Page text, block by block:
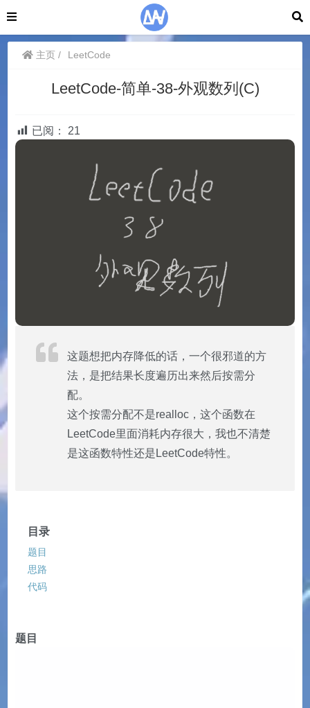
主页 LeetCode
LeetCode-简单-38-外观数列(C)
已阅： 21
这题想把内存降低的话，一个很邪道的方
法，是把结果长度遍历出来然后按需分
配。
这个按需分配不是realloc，这个函数在
LeetCode里面消耗内存很大，我也不清楚
是这函数特性还是LeetCode特性。
目录
题目
思路
代码
题目